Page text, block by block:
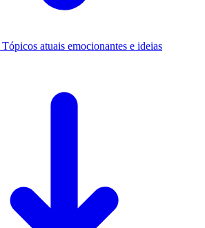
Tópicos atuais emocionantes e ideias